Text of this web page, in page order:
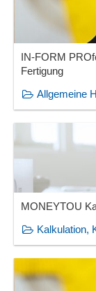
IN-FORM
Fertigung
Allgemeine
MONEYTOU
Kalkulation,